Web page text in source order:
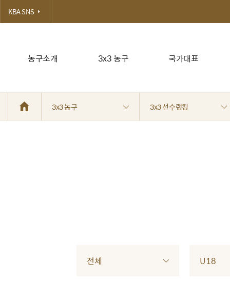
농구소개 3x3 농구 국가대표
KBA SNS
3x3 농구 3x3 선수랭킹
전체 U18